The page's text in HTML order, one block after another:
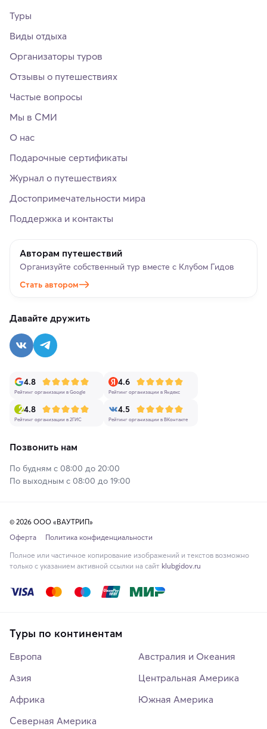
Туры
Виды отдыха
Организаторы туров
Отзывы о путешествиях
Частые вопросы
Мы в СМИ
О нас
Подарочные сертификаты
Журнал о путешествиях
Достопримечательности мира
Поддержка и контакты
Авторам путешествий
Организуйте собственный тур вместе с Клубом Гидов
Стать автором
Давайте дружить
4.8
Рейтинг организации в Google
4.6
Рейтинг организации в Яндекс
4.8
Рейтинг организации в 2ГИС
4.5
Рейтинг организации в ВКонтакте
Позвонить нам
По будням с 08:00 до 20:00
По выходным с 08:00 до 19:00
© 2026 ООО «ВАУТРИП»
Оферта
Политика конфиденциальности
Полное или частичное копирование изображений и текстов возможно
только с указанием активной ссылки на сайт klubgidov.ru
Туры по континентам
Европа
Азия
Африка
Северная Америка
Австралия и Океания
Центральная Америка
Южная Америка